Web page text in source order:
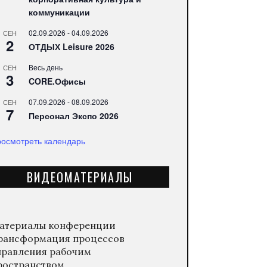
коммуникации
СЕН
2
02.09.2026 -04.09.2026
ОТДЫХ Leisure 2026
СЕН
3
Весь день
CORE.Офисы
СЕН
7
07.09.2026 -08.09.2026
Персонал Экспо 2026
календарь
ВИДЕОМАТЕРИАЛЫ
конференции
процессов
рабочим